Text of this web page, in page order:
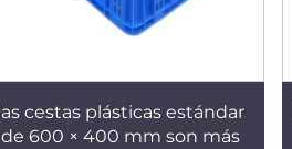
las cestas plásticas estándar
de 600 × 400 mm son más